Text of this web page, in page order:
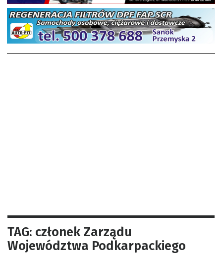
TAG: członek Zarządu
Województwa Podkarpackiego